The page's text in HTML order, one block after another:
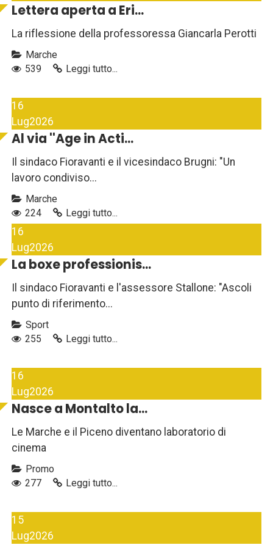
Lettera aperta a Eri...
La riflessione della professoressa Giancarla Perotti
Marche
539
Leggi tutto...
16
Lug2026
Al via ''Age in Acti...
Il sindaco Fioravanti e il vicesindaco Brugni: "Un
lavoro condiviso...
Marche
224
Leggi tutto...
16
Lug2026
La boxe professionis...
Il sindaco Fioravanti e l'assessore Stallone: "Ascoli
punto di riferimento...
Sport
255
Leggi tutto...
16
Lug2026
Nasce a Montalto la...
Le Marche e il Piceno diventano laboratorio di
cinema
Promo
277
Leggi tutto...
15
Lug2026